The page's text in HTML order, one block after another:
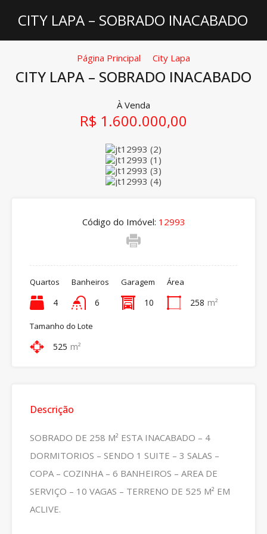
CITY LAPA – SOBRADO INACABADO
Página Principal City Lapa
CITY LAPA – SOBRADO INACABADO
À Venda
R$ 1.600.000,00
Código do Imóvel: 12993
Quartos
4
Banheiros
6
Garagem
10
Área
258 m²
Tamanho do Lote
525 m²
Descrição
SOBRADO DE 258 M² ESTA INACABADO – 4
DORMITORIOS – SENDO 1 SUITE – 3 SALAS –
COPA – COZINHA – 6 BANHEIROS – AREA DE
SERVIÇO – 10 VAGAS – TERRENO DE 525 M² EM
ACLIVE.